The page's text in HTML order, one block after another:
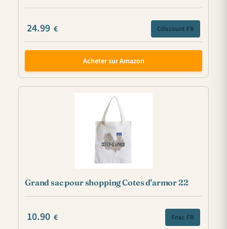
24.99 € Cdiscount FR
Acheter sur Amazon
Grand sac pour shopping Cotes d'armor 22
10.90 € Fnac FR